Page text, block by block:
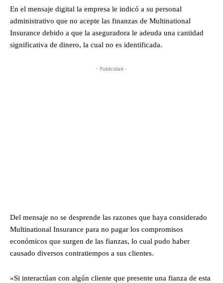
En el mensaje digital la empresa le indicó a su personal
administrativo que no acepte las finanzas de Multinational
Insurance debido a que la aseguradora le adeuda una cantidad
significativa de dinero, la cual no es identificada.
- Publicidad -
Del mensaje no se desprende las razones que haya considerado
Multinational Insurance para no pagar los compromisos
económicos que surgen de las fianzas, lo cual pudo haber
causado diversos contratiempos a sus clientes.
«Si interactúan con algún cliente que presente una fianza de esta